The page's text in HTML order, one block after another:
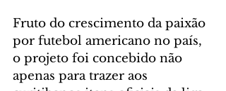
Fruto do crescimento da paixão
por futebol americano no país,
o projeto foi concebido não
apenas para trazer aos